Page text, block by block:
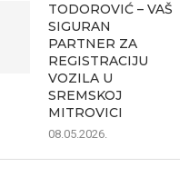
TODOROVIĆ – VAŠ
SIGURAN
PARTNER ZA
REGISTRACIJU
VOZILA U
SREMSKOJ
MITROVICI
08.05.2026.